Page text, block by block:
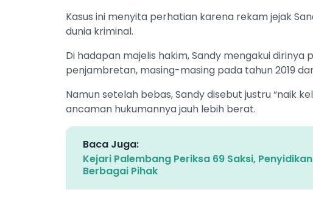
Kasus ini menyita perhatian karena rekam jejak
dunia kriminal.
Di hadapan majelis hakim, Sandy mengakui dirinya
penjambretan, masing-masing pada tahun 2019
Namun setelah bebas, Sandy disebut justru “naik
ancaman hukumannya jauh lebih berat.
Baca Juga:
Kejari Palembang Periksa 69 Saksi,
Berbagai Pihak